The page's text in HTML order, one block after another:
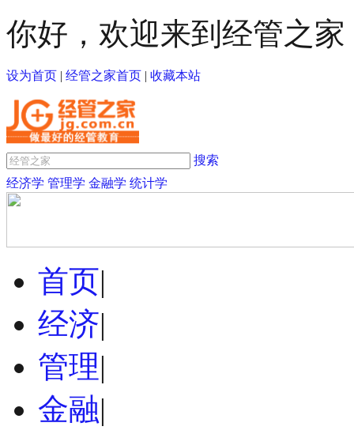
你好，欢迎来到经管之家
设为首页 | 经管之家首页 | 收藏本站
搜索
经济学 管理学 金融学 统计学
首页|
经济|
管理|
金融|